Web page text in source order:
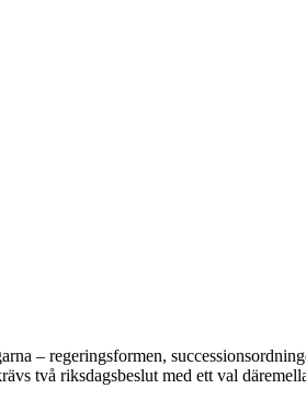
– regeringsformen,
två riksdagsbeslut med ett val